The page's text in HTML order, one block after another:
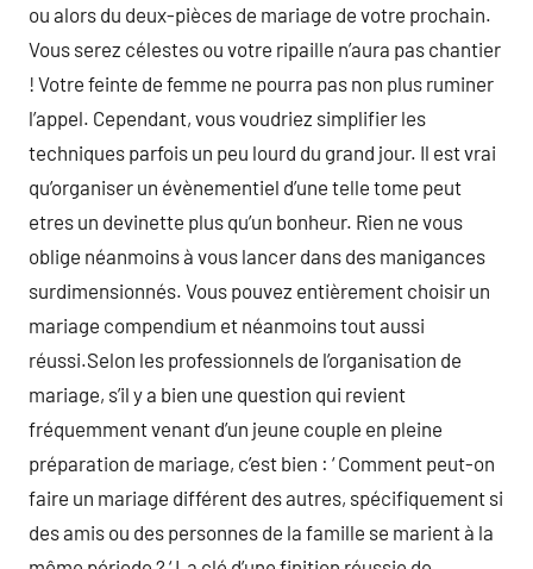
ou alors du deux-pièces de mariage de votre prochain.
Vous serez célestes ou votre ripaille n’aura pas chantier
! Votre feinte de femme ne pourra pas non plus ruminer
l’appel. Cependant, vous voudriez simplifier les
techniques parfois un peu lourd du grand jour. Il est vrai
qu’organiser un évènementiel d’une telle tome peut
etres un devinette plus qu’un bonheur. Rien ne vous
oblige néanmoins à vous lancer dans des manigances
surdimensionnés. Vous pouvez entièrement choisir un
mariage compendium et néanmoins tout aussi
réussi.Selon les professionnels de l’organisation de
mariage, s’il y a bien une question qui revient
fréquemment venant d’un jeune couple en pleine
préparation de mariage, c’est bien : ‘ Comment peut-on
faire un mariage différent des autres, spécifiquement si
des amis ou des personnes de la famille se marient à la